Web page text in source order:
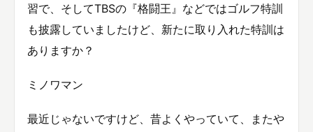
習で、そしてTBSの『格闘王』などではゴルフ特訓
も披露していましたけど、新たに取り入れた特訓は
ありますか？
ミノワマン
最近じゃないですけど、昔よくやっていて、またや